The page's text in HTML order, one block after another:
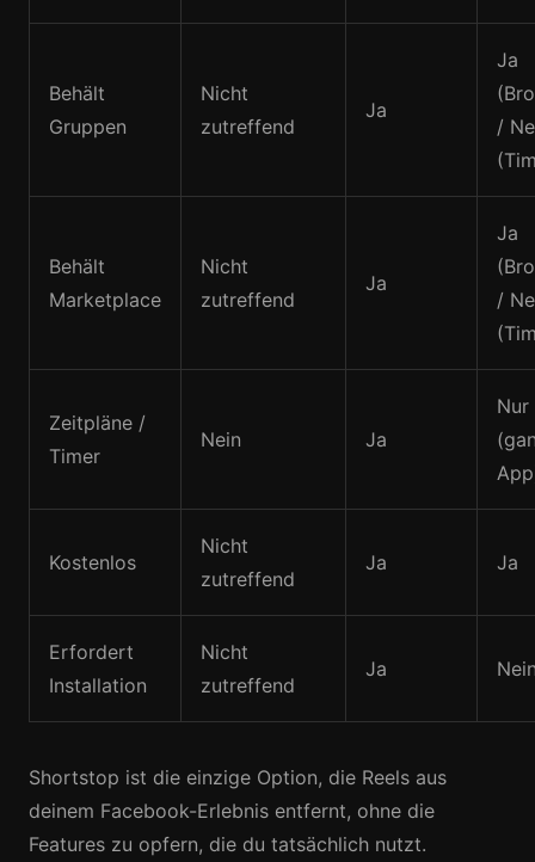
Behält
Gruppen
Nicht
zutreffend
Ja
Ja
/
Behält
Marketplace
Nicht
zutreffend
Ja
Ja
/
Zeitpläne /
Timer
Nein Ja
Nur
Kostenlos
Nicht
zutreffend
Ja Ja
Erfordert
Installation
Nicht
zutreffend
Ja
Shortstop ist die einzige Option, die Reels aus
deinem Facebook-Erlebnis entfernt, ohne die
Features zu opfern, die du tatsächlich nutzt.